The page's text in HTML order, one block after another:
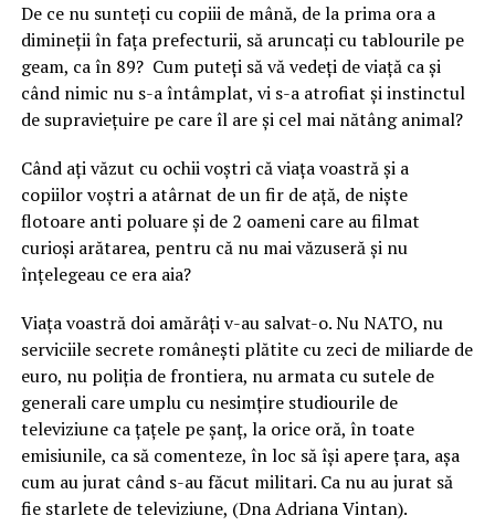
De ce nu sunteți cu copiii de mână, de la prima ora a
dimineții în fața prefecturii, să aruncați cu tablourile pe
geam, ca în 89? Cum puteți să vă vedeți de viață ca și
când nimic nu s-a întâmplat, vi s-a atrofiat și instinctul
de supraviețuire pe care îl are și cel mai nătâng animal?
Când ați văzut cu ochii voștri că viața voastră și a
copiilor voștri a atârnat de un fir de ață, de niște
flotoare anti poluare și de 2 oameni care au filmat
curioși arătarea, pentru că nu mai văzuseră și nu
înțelegeau ce era aia?
Viața voastră doi amărâți v-au salvat-o. Nu NATO, nu
serviciile secrete românești plătite cu zeci de miliarde de
euro, nu poliția de frontiera, nu armata cu sutele de
generali care umplu cu nesimțire studiourile de
televiziune ca țațele pe șanț, la orice oră, în toate
emisiunile, ca să comenteze, în loc să își apere țara, așa
cum au jurat când s-au făcut militari. Ca nu au jurat să
fie starlete de televiziune, (Dna Adriana Vintan).